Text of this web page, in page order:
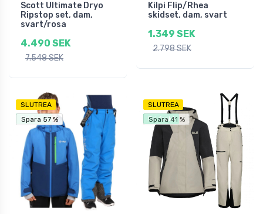
Scott Ultimate Dryo
Ripstop set, dam,
svart/rosa
4.490 SEK
7.548 SEK
Kilpi Flip/Rhea
skidset, dam, svart
1.349 SEK
2.798 SEK
SLUTREA
Fri frakt
Spara 57 %
Spara 57 %
SLUTREA
Fri frakt
Spara 41 %